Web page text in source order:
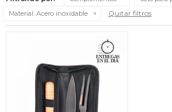
Material: Acero inoxidable Quitar filtros